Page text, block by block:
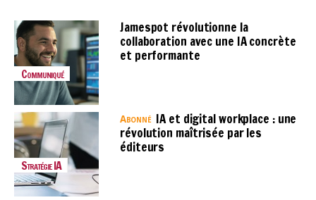
Communiqué
Jamespot révolutionne la
collaboration avec une IA concrète
et performante
Stratégie IA
Abonné IA et digital workplace : une
révolution maîtrisée par les
éditeurs